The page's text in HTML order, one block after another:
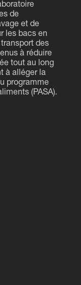
de
et de
les bacs en
des
à réduire
tout au long
à alléger la
programme
(PASA).